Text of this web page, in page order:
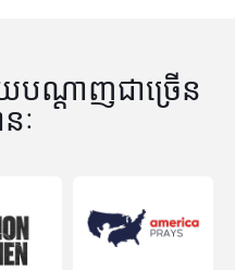
បណ្តាញជាច្រើន
ៈ